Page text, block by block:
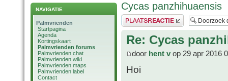
NAVIGATIE
Palmvrienden
Startpagina
Agenda
Kortingskaart
Palmvrienden forums
Palmvrienden chat
Palmvrienden wiki
Palmvrienden maps
Palmvrienden label
Contact
Cycas panzhihuaensis
Plaats een reactie
Re: Cycas
door hent v op 29 apr 2016
Hoi